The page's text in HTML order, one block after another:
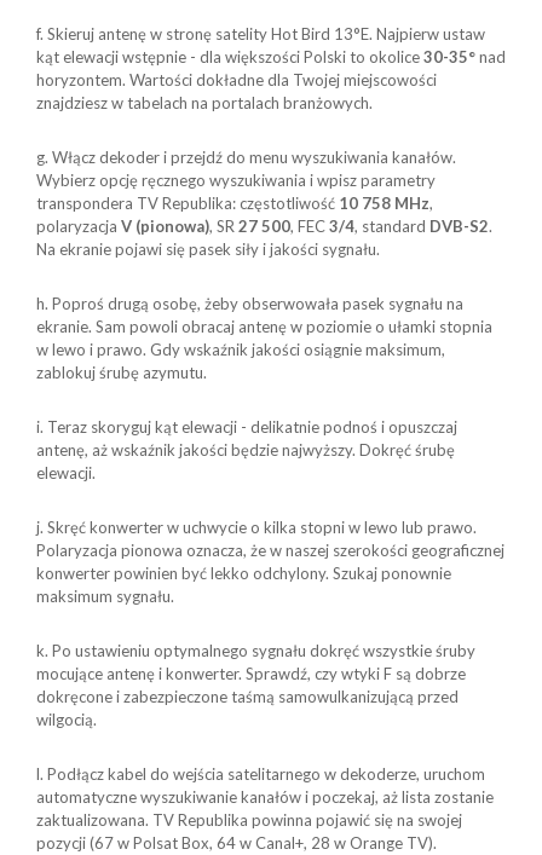
f. Skieruj antenę w stronę satelity Hot Bird 13°E. Najpierw ustaw
kąt elewacji wstępnie - dla większości Polski to okolice30-35°nad
horyzontem. Wartości dokładne dla Twojej miejscowości
znajdziesz w tabelach na portalach branżowych.
g. Włącz dekoder i przejdź do menu wyszukiwania kanałów.
Wybierz opcję ręcznego wyszukiwania i wpisz parametry
transpondera TV Republika: częstotliwość 10 758 MHz,
polaryzacja V (pionowa), SR 27 500, FEC3/4, standard DVB-S2.
Na ekranie pojawi się pasek siły i jakości sygnału.
h. Poproś drugą osobę, żeby obserwowała pasek sygnału na
ekranie. Sam powoli obracaj antenę w poziomie o ułamki stopnia
w lewo i prawo. Gdy wskaźnik jakości osiągnie maksimum,
zablokuj śrubę azymutu.
i. Teraz skoryguj kąt elewacji - delikatnie podnoś i opuszczaj
antenę, aż wskaźnik jakości będzie najwyższy. Dokręć śrubę
elewacji.
j. Skręć konwerter w uchwycie o kilka stopni w lewo lub prawo.
Polaryzacja pionowa oznacza, że w naszej szerokości geograficznej
konwerter powinien być lekko odchylony. Szukaj ponownie
maksimum sygnału.
k. Po ustawieniu optymalnego sygnału dokręć wszystkie śruby
mocujące antenę i konwerter. Sprawdź, czy wtyki F są dobrze
dokręcone i zabezpieczone taśmą samowulkanizującą przed
wilgocią.
l. Podłącz kabel do wejścia satelitarnego w dekoderze, uruchom
automatyczne wyszukiwanie kanałów i poczekaj, aż lista zostanie
zaktualizowana. TV Republika powinna pojawić się na swojej
pozycji (67 w Polsat Box, 64 w Canal+, 28 w Orange TV).